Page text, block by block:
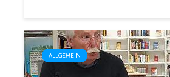
ALLGEMEIN